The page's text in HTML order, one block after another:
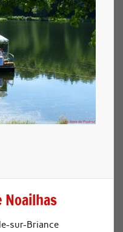
Noailhas
sur-Briance